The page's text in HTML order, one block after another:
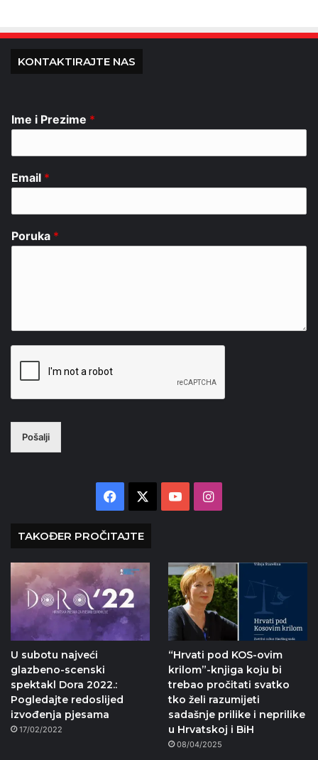
KONTAKTIRAJTE NAS
Ime i Prezime *
Email *
Poruka *
Pošalji
Facebook YouTubeInstagram
TAKOĐER PROČITAJTE
U subotu najveći
glazbeno-scenski
spektakl Dora 2022.:
Pogledajte redoslijed
izvođenja pjesama
17/02/2022
“Hrvati pod KOS-ovim
krilom”-knjiga koju bi
trebao pročitati svatko
tko želi razumijeti
sadašnje prilike i neprilike
u Hrvatskoj i BiH
08/04/2025